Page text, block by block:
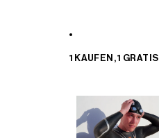
1 KAUFEN, 1 GRATIS